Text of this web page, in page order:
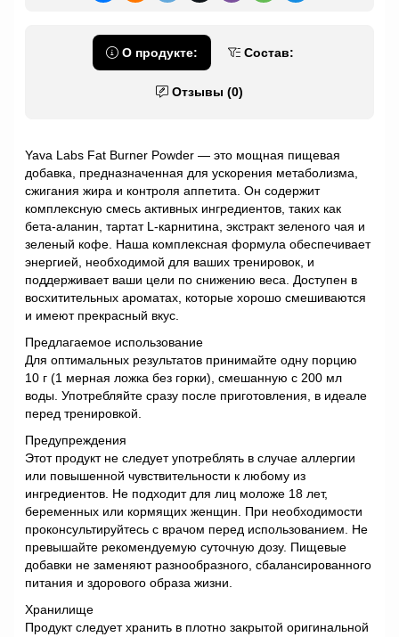
О продукте: Состав:
Отзывы (0)
Yava Labs Fat Burner Powder — это мощная пищевая
добавка, предназначенная для ускорения метаболизма,
сжигания жира и контроля аппетита. Он содержит
комплексную смесь активных ингредиентов, таких как
бета-аланин, тартат L-карнитина, экстракт зеленого чая и
зеленый кофе. Наша комплексная формула обеспечивает
энергией, необходимой для ваших тренировок, и
поддерживает ваши цели по снижению веса. Доступен в
восхитительных ароматах, которые хорошо смешиваются
и имеют прекрасный вкус.
Предлагаемое использование
Для оптимальных результатов принимайте одну порцию
10 г (1 мерная ложка без горки), смешанную с 200 мл
воды. Употребляйте сразу после приготовления, в идеале
перед тренировкой.
Предупреждения
Этот продукт не следует употреблять в случае аллергии
или повышенной чувствительности к любому из
ингредиентов. Не подходит для лиц моложе 18 лет,
беременных или кормящих женщин. При необходимости
проконсультируйтесь с врачом перед использованием. Не
превышайте рекомендуемую суточную дозу. Пищевые
добавки не заменяют разнообразного, сбалансированного
питания и здорового образа жизни.
Хранилище
Продукт следует хранить в плотно закрытой оригинальной